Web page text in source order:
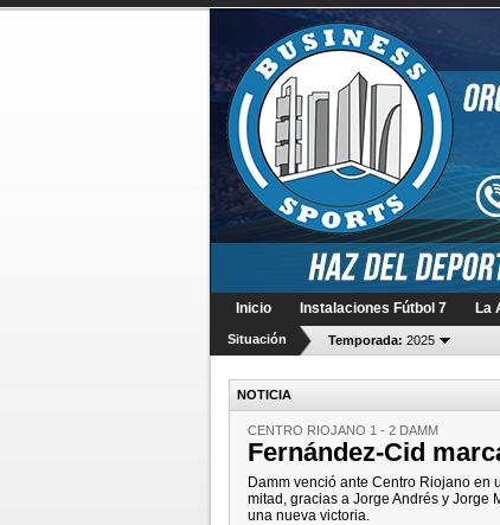
Inicio Instalaciones Fútbol 7 La
Situación Temporada: 2025
NOTICIA
CENTRO RIOJANO 1 - 2 DAMM
Fernández-Cid
Damm venció ante Centro Riojano en
mitad, gracias a Jorge Andrés y Jorge
una nueva victoria.